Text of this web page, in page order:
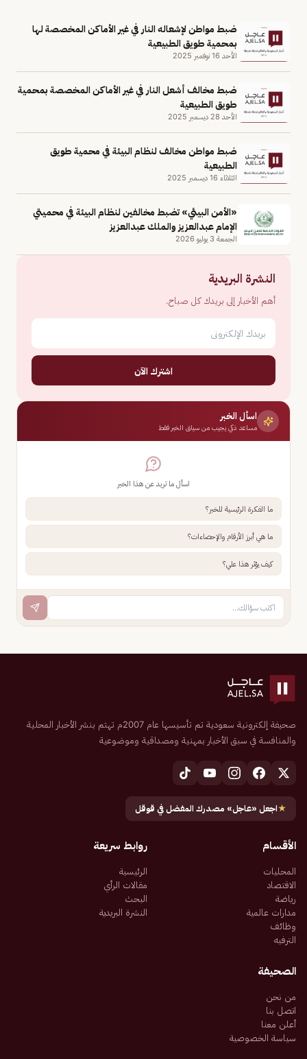
ضبط مواطن لإشعاله النار في غير الأماكن المخصصة لها
بمحمية طويق الطبيعية
الأحد 16 نوفمبر 2025
ضبط مخالف أشعل النار في غير الأماكن المخصصة بمحمية
طويق الطبيعية
الأحد 28 ديسمبر 2025
ضبط مواطن مخالف لنظام البيئة في محمية طويق
الطبيعية
الثلاثاء 16 ديسمبر 2025
«الأمن البيئي» تضبط مخالفين لنظام البيئة في محميتي
الإمام عبدالعزيز والملك عبدالعزيز
الجمعة 3 يوليو 2026
النشرة البريدية
أهم الأخبار إلى بريدك كل صباح.
اشترك الآن
اسأل الخبر
مساعد ذكي يجيب من سياق الخبر فقط
اسأل ما تريد عن هذا الخبر
ما الفكرة الرئيسية للخبر؟
ما هي أبرز الأرقام والإحصاءات؟
كيف يؤثر هذا علي؟
صحيفة إلكترونية سعودية تم تأسيسها عام 2007م تهتم بنشر الأخبار المحلية
والمنافسة في سبق الأخبار بمهنية ومصداقية وموضوعية
★اجعل «عاجل» مصدرك المفضل في قوقل
الأقسام
المحليات
الاقتصاد
رياضة
مدارات عالمية
وظائف
الترفيه
روابط سريعة
الرئيسية
مقالات الرأي
البحث
النشرة البريدية
الصحيفة
من نحن
اتصل بنا
أعلن معنا
سياسة الخصوصية